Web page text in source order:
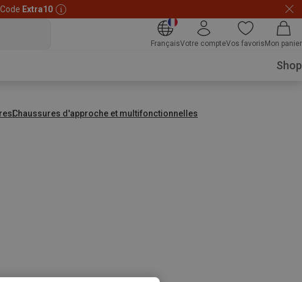
Extra10
FrançaisVotre compteVos favoris Mon panier
Shop
Chaussures d'approche et multifonctionnelles